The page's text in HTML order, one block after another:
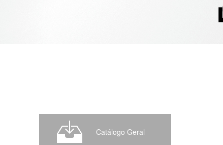
Catálogo Geral